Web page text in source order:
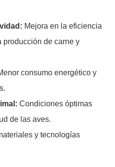
Mejora en la eficiencia
producción de carne y
consumo energético y
Condiciones óptimas
de las aves.
y tecnologías